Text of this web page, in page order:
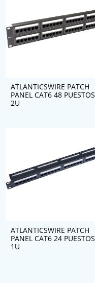
ATLANTICSWIRE PATCH
PANEL CAT6 48 PUESTOS
2U
ATLANTICSWIRE PATCH
PANEL CAT6 24 PUESTOS
1U